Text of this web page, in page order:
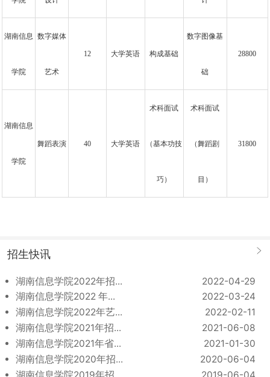
湖南信息
学院
数字媒体
艺术
12 大学英语 构成基础
数字图像基
础
28800
湖南信息
学院
舞蹈表演 40 大学英语
术科面试
（基本功技
巧）
术科面试
（舞蹈剧
目）
31800
招生快讯
湖南信息学院2022年招...
2022-04-29
湖南信息学院2022 年...
2022-03-24
湖南信息学院2022年艺...
2022-02-11
湖南信息学院2021年招...
2021-06-08
湖南信息学院2021年省...
2021-01-30
湖南信息学院2020年招...
2020-06-04